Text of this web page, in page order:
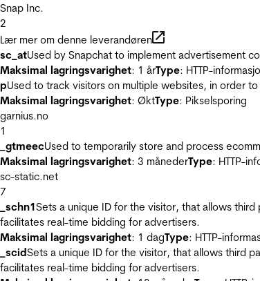
Snap Inc.
2
Lær mer om denne leverandøren
sc_atUsed by Snapchat to implement advertisement
Maksimal lagringsvarighet: 1 årType: HTTP-
pUsed to track visitors on multiple websites, in order
Maksimal lagringsvarighet: ØktType: Pikselsporing
garnius.no
1
_gtmeecUsed to temporarily store and process
Maksimal lagringsvarighet: 3 månederType: HTTP-
sc-static.net
7
_schn1Sets a unique ID for the visitor, that allows
facilitates real-time bidding for advertisers.
Maksimal lagringsvarighet: 1 dagType: HTTP-
_scidSets a unique ID for the visitor, that allows third
facilitates real-time bidding for advertisers.